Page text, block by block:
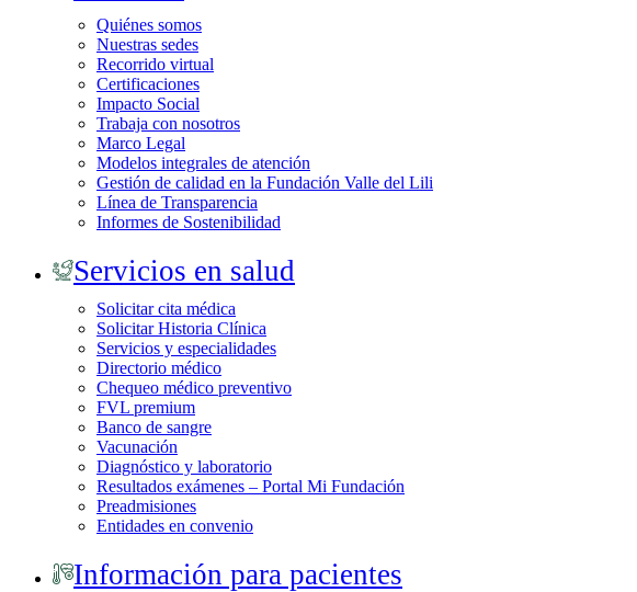
Quiénes somos
Nuestras sedes
Recorrido virtual
Certificaciones
Impacto Social
Trabaja con nosotros
Marco Legal
Modelos integrales de atención
Gestión de calidad en la Fundación Valle del Lili
Línea de Transparencia
Informes de Sostenibilidad
Servicios en salud
Solicitar cita médica
Solicitar Historia Clínica
Servicios y especialidades
Directorio médico
Chequeo médico preventivo
FVL premium
Banco de sangre
Vacunación
Diagnóstico y laboratorio
Resultados exámenes – Portal Mi Fundación
Preadmisiones
Entidades en convenio
Información para pacientes